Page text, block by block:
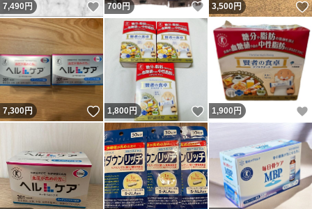
7,490 円 いいね！
700円 いいね！
3,500円
7,300円 いいね！
1,800円 いいね！
1,900 円